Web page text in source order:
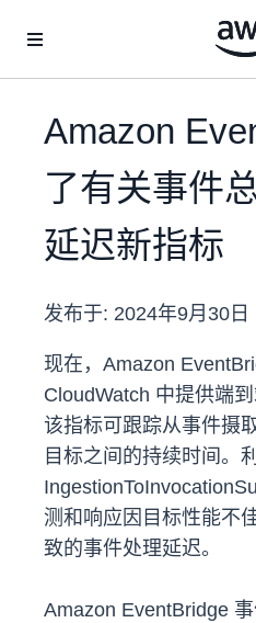
Amazon
了有关事件
延迟新指标
发布于: 2024年9月30日
现在，Amazon
CloudWatch 中提供端
该指标可跟踪从事件摄
目标之间的持续时间。
测和响应因目标性能不
致的事件处理延迟。
Amazon EventBridge